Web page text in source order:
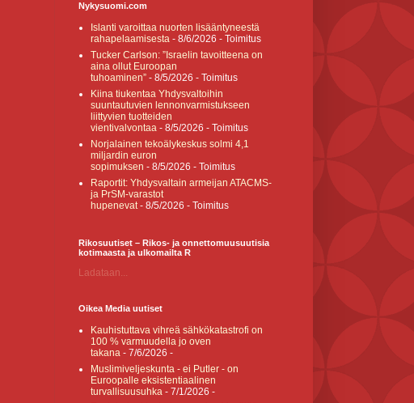
Nykysuomi.com
Islanti varoittaa nuorten lisääntyneestä
rahapelaamisesta - 8/6/2026 - Toimitus
Tucker Carlson: ”Israelin tavoitteena on
aina ollut Euroopan
tuhoaminen” - 8/5/2026 - Toimitus
Kiina tiukentaa Yhdysvaltoihin
suuntautuvien lennonvarmistukseen
liittyvien tuotteiden
vientivalvontaa - 8/5/2026 - Toimitus
Norjalainen tekoälykeskus solmi 4,1
miljardin euron
sopimuksen - 8/5/2026 - Toimitus
Raportit: Yhdysvaltain armeijan ATACMS-
ja PrSM-varastot
hupenevat- 8/5/2026 - Toimitus
Rikosuutiset – Rikos- ja onnettomuusuutisia
kotimaasta ja ulkomailta R
Ladataan...
Oikea Media uutiset
Kauhistuttava vihreä sähkökatastrofi on
100 % varmuudella jo oven
takana - 7/6/2026 -
Muslimiveljeskunta - ei Putler - on
Euroopalle eksistentiaalinen
turvallisuusuhka - 7/1/2026 -